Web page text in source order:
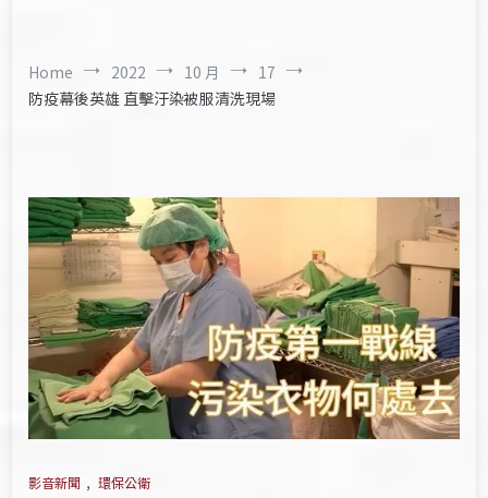
Home 2022 10 月
17
防疫幕後英雄 直擊汙染被服清洗現場
影音新聞 , 環保公衛